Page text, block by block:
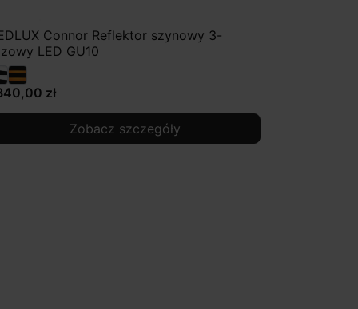
Connor Reflektor szynowy 3-
LED GU10
zł
Zobacz szczegóły